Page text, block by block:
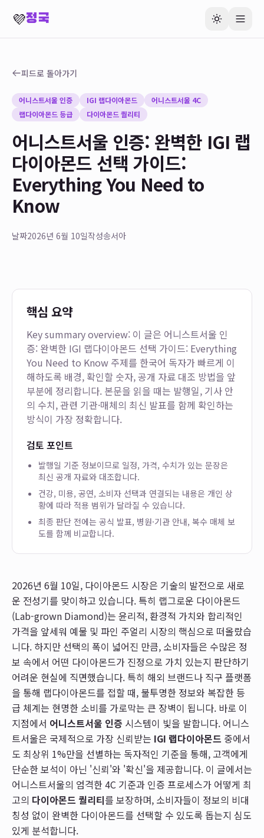
💜정국
피드로 돌아가기
어니스트서울 인증 IGI 랩다이아몬드
어니스트서울 4C
랩다이아몬드 등급
다이아몬드 퀄리티
어니스트서울 인증: 완벽한 IGI 랩
다이아몬드 선택 가이드:
Everything You Need to
Know
날짜2026년 6월 10일작성송서아
핵심 요약
Key summary overview: 이 글은 어니스트서울 인
증: 완벽한 IGI 랩다이아몬드 선택 가이드: Everything
You Need to Know 주제를 한국어 독자가 빠르게 이
해하도록 배경, 확인할 숫자, 공개 자료 대조 방법을 앞
부분에 정리합니다. 본문을 읽을 때는 발행일, 기사 안
의 수치, 관련 기관·매체의 최신 발표를 함께 확인하는
방식이 가장 정확합니다.
검토 포인트
발행일 기준 정보이므로 일정, 가격, 수치가 있는 문장은
최신 공개 자료와 대조합니다.
건강, 미용, 공연, 소비자 선택과 연결되는 내용은 개인 상
황에 따라 적용 범위가 달라질 수 있습니다.
최종 판단 전에는 공식 발표, 병원·기관 안내, 복수 매체 보
도를 함께 비교합니다.
2026년 6월 10일, 다이아몬드 시장은 기술의 발전으로 새로
운 전성기를 맞이하고 있습니다. 특히 랩그로운 다이아몬드
(Lab-grown Diamond)는 윤리적, 환경적 가치와 합리적인
가격을 앞세워 예물 및 파인 주얼리 시장의 핵심으로 떠올랐습
니다. 하지만 선택의 폭이 넓어진 만큼, 소비자들은 수많은 정
보 속에서 어떤 다이아몬드가 진정으로 가치 있는지 판단하기
어려운 현실에 직면했습니다. 특히 해외 브랜드나 직구 플랫폼
을 통해 랩다이아몬드를 접할 때, 불투명한 정보와 복잡한 등
급 체계는 현명한 소비를 가로막는 큰 장벽이 됩니다. 바로 이
지점에서 어니스트서울 인증 시스템이 빛을 발합니다. 어니스
트서울은 국제적으로 가장 신뢰받는 IGI 랩다이아몬드 중에서
도 최상위 1%만을 선별하는 독자적인 기준을 통해, 고객에게
단순한 보석이 아닌 '신뢰'와 '확신'을 제공합니다. 이 글에서는
어니스트서울의 엄격한 4C 기준과 인증 프로세스가 어떻게 최
고의 다이아몬드 퀄리티를 보장하며, 소비자들이 정보의 비대
칭성 없이 완벽한 다이아몬드를 선택할 수 있도록 돕는지 심도
있게 분석합니다.